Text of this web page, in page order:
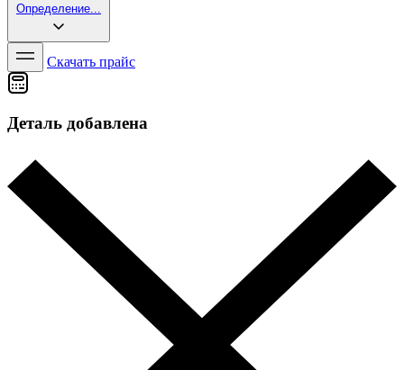
Определение...
Скачать прайс
Деталь добавлена